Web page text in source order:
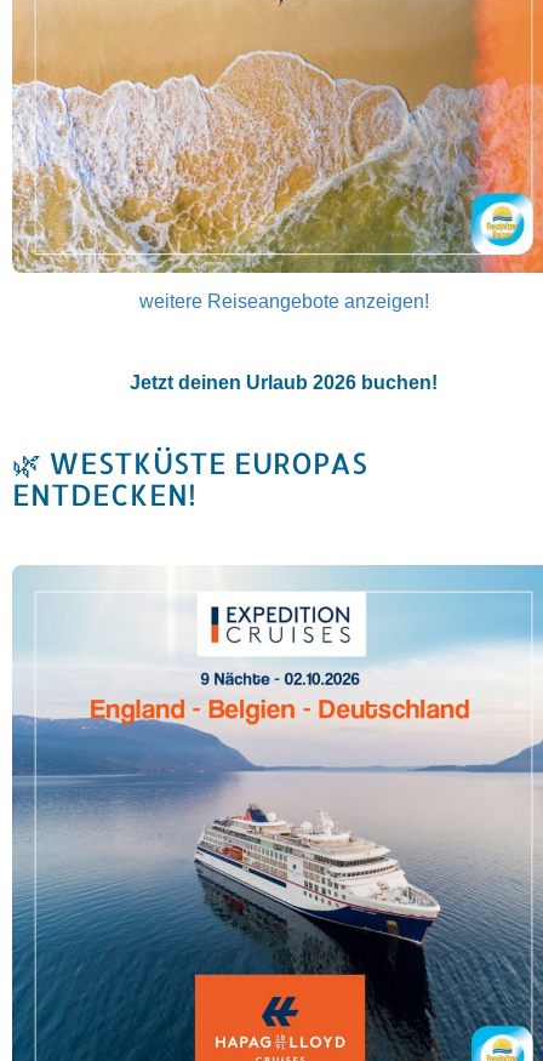
weitere Reiseangebote anzeigen!
Jetzt deinen Urlaub 2026 buchen!
🌿 WESTKÜSTE EUROPAS
ENTDECKEN!